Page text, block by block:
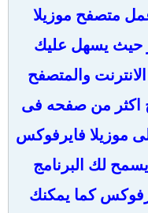
متصفح موزيلا
حيث يسهل عليك
والمتصفح
اكثر من صفحه فى
موزيلا فايرفوكس
يسمح لك البرنامج
كما يمكنك